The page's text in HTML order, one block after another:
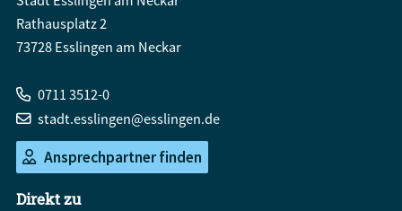
Rathausplatz 2
73728 Esslingen am Neckar
0711 3512-0
stadt.esslingen@esslingen.de
Ansprechpartner finden
Direkt zu